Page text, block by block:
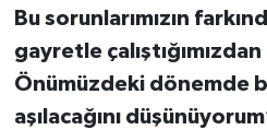
Bu sorunlarımızın
gayretle
Önümüzdeki dönemde
aşılacağını